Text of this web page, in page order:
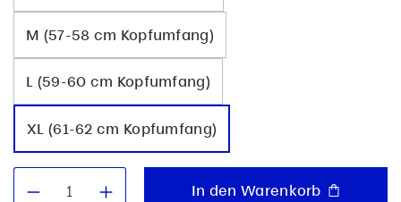
M (57-58 cm Kopfumfang)
L (59-60 cm Kopfumfang)
XL (61-62 cm Kopfumfang)
Produkt Anzahl: Gib denIn den Warenkorb